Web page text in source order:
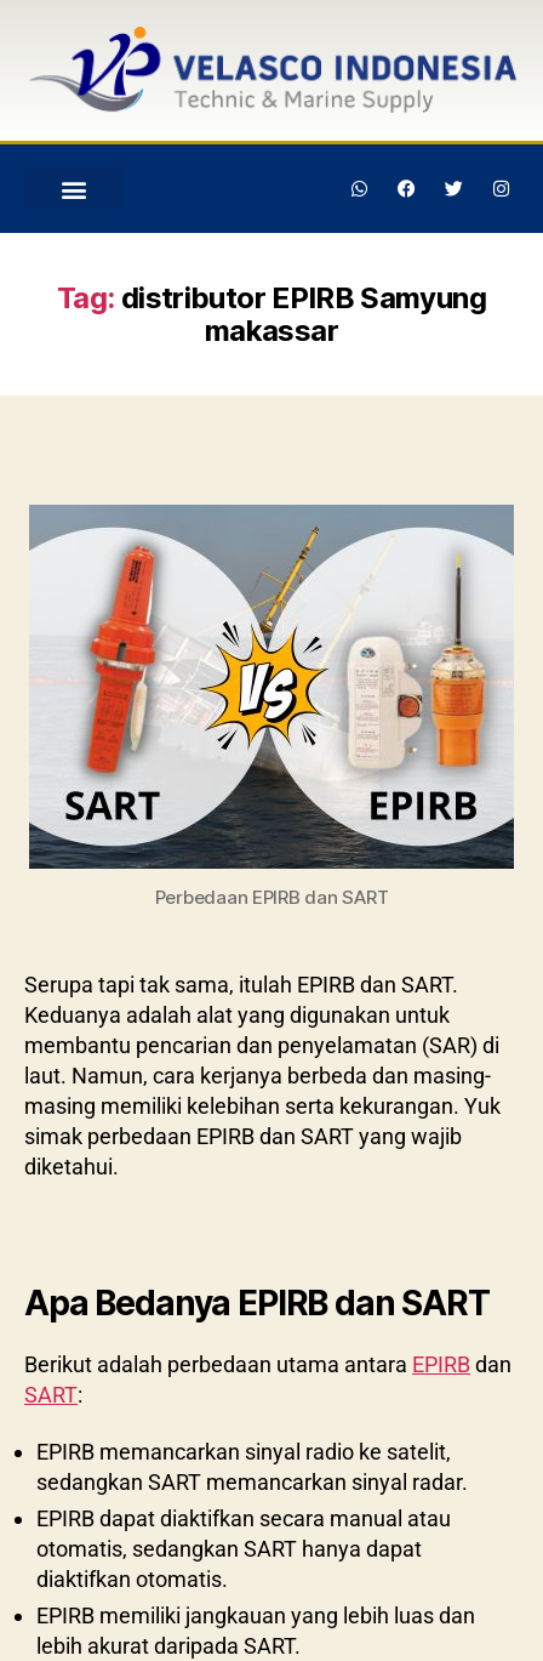
Tag: distributor EPIRB Samyung
makassar
Perbedaan EPIRB dan SART
Serupa tapi tak sama, itulah EPIRB dan SART.
Keduanya adalah alat yang digunakan untuk
membantu pencarian dan penyelamatan (SAR) di
laut. Namun, cara kerjanya berbeda dan masing-
masing memiliki kelebihan serta kekurangan. Yuk
simak perbedaan EPIRB dan SART yang wajib
diketahui.
Apa Bedanya EPIRB dan SART
Berikut adalah perbedaan utama antara EPIRBdan
SART:
EPIRB memancarkan sinyal radio ke satelit,
sedangkan SART memancarkan sinyal radar.
EPIRB dapat diaktifkan secara manual atau
otomatis, sedangkan SART hanya dapat
diaktifkan otomatis.
EPIRB memiliki jangkauan yang lebih luas dan
lebih akurat daripada SART.